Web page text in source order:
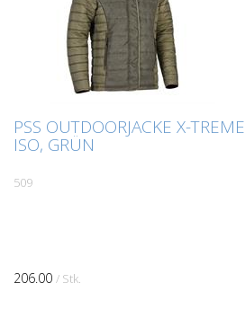
PSS OUTDOORJACKE X-TREME
ISO, GRÜN
509
206.00 / Stk.